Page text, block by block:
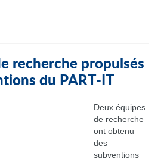
recherche propulsés
du PART‑IT
Deux équipes
de recherche
ont obtenu
des
subventions